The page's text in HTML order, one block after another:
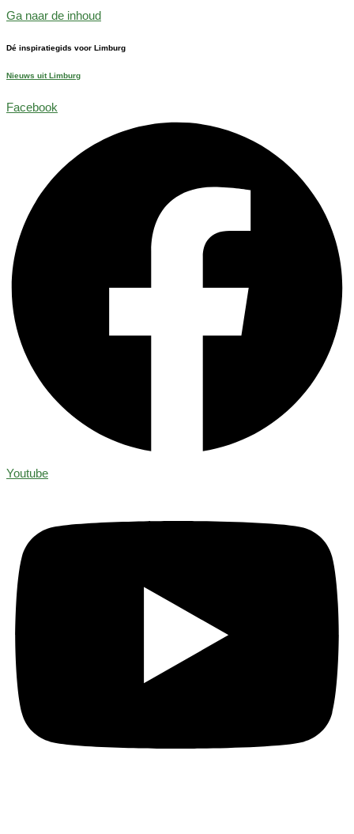
Ga naar de inhoud
Dé inspiratiegids voor Limburg
Nieuws uit Limburg
Facebook
Youtube